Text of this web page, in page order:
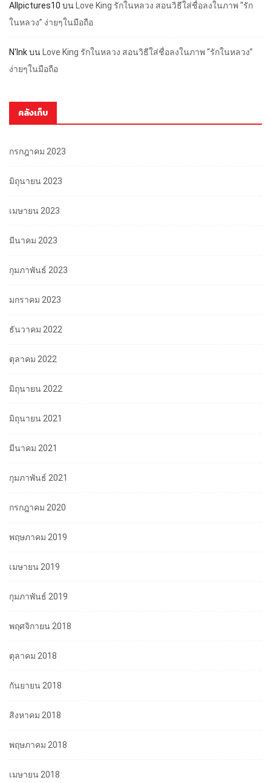
Allpictures10 บน
Love King รักในหลวง สอนวิธีใส่ชื่อลงในภาพ “รัก
ในหลวง” ง่ายๆในมือถือ
N'Inkบน
Love King รักในหลวง สอนวิธีใส่ชื่อลงในภาพ “รักในหลวง”
ง่ายๆในมือถือ
คลังเก็บ
กรกฎาคม 2023
มิถุนายน 2023
เมษายน 2023
มีนาคม 2023
กุมภาพันธ์ 2023
มกราคม 2023
ธันวาคม 2022
ตุลาคม 2022
มิถุนายน 2022
มิถุนายน 2021
มีนาคม 2021
กุมภาพันธ์ 2021
กรกฎาคม 2020
พฤษภาคม 2019
เมษายน 2019
กุมภาพันธ์ 2019
พฤศจิกายน 2018
ตุลาคม 2018
กันยายน 2018
สิงหาคม 2018
พฤษภาคม 2018
เมษายน 2018